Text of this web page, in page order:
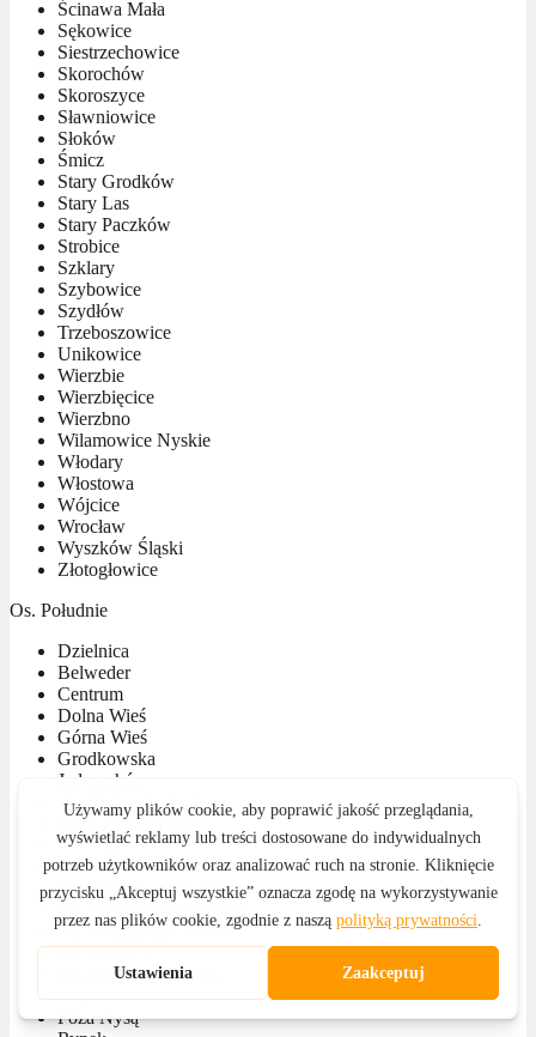
Ścinawa Mała
Sękowice
Siestrzechowice
Skorochów
Skoroszyce
Sławniowice
Słoków
Śmicz
Stary Grodków
Stary Las
Stary Paczków
Strobice
Szklary
Szybowice
Szydłów
Trzeboszowice
Unikowice
Wierzbie
Wierzbięcice
Wierzbno
Wilamowice Nyskie
Włodary
Włostowa
Wójcice
Wrocław
Wyszków Śląski
Złotogłowice
Os. Południe
Dzielnica
Belweder
Centrum
Dolna Wieś
Górna Wieś
Grodkowska
Jędrzychów
Os. Belweder Park
Os. Gałczyńskiego
Os. KEN
Os. Kościuszki
Os. Podzamcze Sektor A
Os. Podzamcze Sektor B
Os. Podzamcze Sektor C
Os. Południe
Os. Rodziewiczówny
Osiedla
Poza Nysą